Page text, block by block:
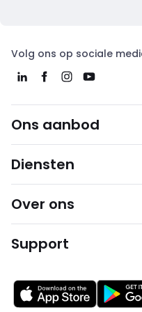
Volg ons op sociale
Ons aanbod
Diensten
Over ons
Support